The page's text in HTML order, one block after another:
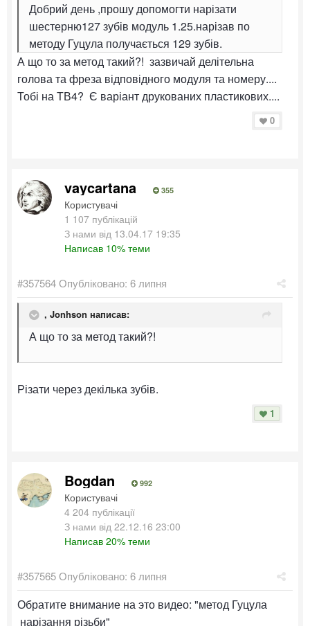
Добрий день ,прошу допомогти нарізати
шестерню127 зубів модуль 1.25.нарізав по
методу Гуцула получається 129 зубів.
А що то за метод такий?! зазвичай делітельна
голова та фреза відповідного модуля та номеру....
Тобі на ТВ4? Є варіант друкованих пластикових....
0
vaycartana 355
Користувачі
1 107 публікацій
З нами від 13.04.17 19:35
Написав 10% теми
#357564Опубліковано: 6 липня
, Jonhson написав:
А що то за метод такий?!
Різати через декілька зубів.
1
Bogdan 992
Користувачі
4 204 публікації
З нами від 22.12.16 23:00
Написав 20% теми
#357565Опубліковано: 6 липня
Обратите внимание на это видео: "метод Гуцула
нарізання різьби"